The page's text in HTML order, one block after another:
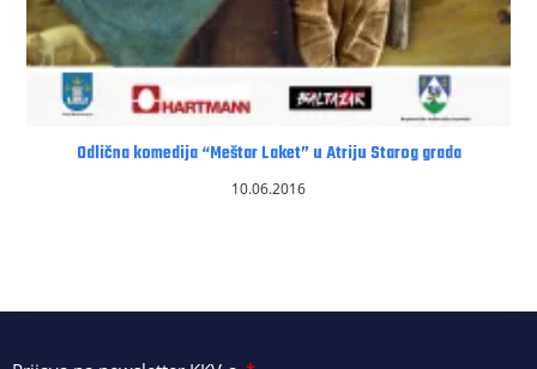
Odlična komedija “Meštar Laket” u Atriju Starog grada
10.06.2016